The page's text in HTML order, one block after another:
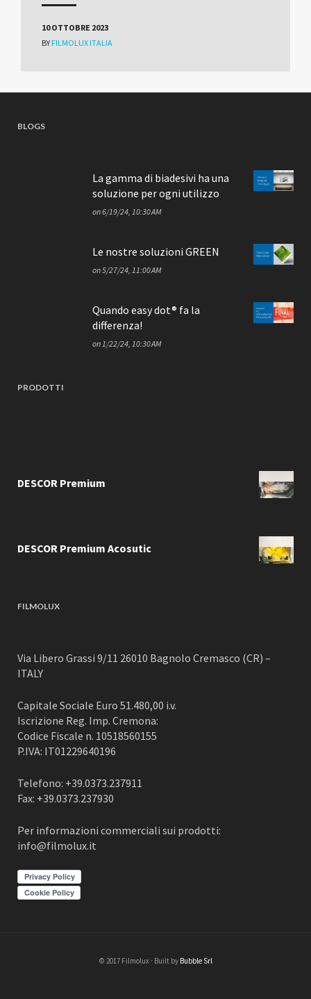
10 OTTOBRE 2023
BY FILMOLUX ITALIA
BLOGS
La gamma di biadesivi ha una
soluzione per ogni utilizzo
on6/19/24, 10:30 AM
Le nostre soluzioni GREEN
on5/27/24, 11:00 AM
Quando easy dot® fa la
differenza!
on 1/22/24, 10:30 AM
PRODOTTI
DESCOR Premium
DESCOR Premium Acosutic
FILMOLUX
Via Libero Grassi 9/11 26010 Bagnolo Cremasco (CR) –
ITALY
Capitale Sociale Euro 51.480,00 i.v.
Iscrizione Reg. Imp. Cremona:
Codice Fiscale n. 10518560155
P.IVA: IT01229640196
Telefono: +39.0373.237911
Fax: +39.0373.237930
Per informazioni commerciali sui prodotti:
info@filmolux.it
Privacy Policy
Cookie Policy
© 2017 Filmolux · Built by Bubble Srl